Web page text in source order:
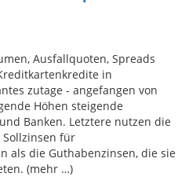
Ausfallquoten, Spreads
in
zutage - angefangen von
Höhen steigende
Banken. Letztere nutzen die
für
als die Guthabenzinsen, die sie
(mehr …)